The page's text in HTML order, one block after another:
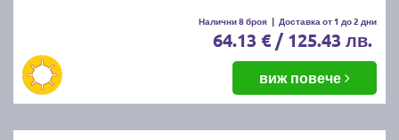
Налични 8 броя | Доставка от 1 до 2 дни
64.13 € / 125.43 лв.
виж повече